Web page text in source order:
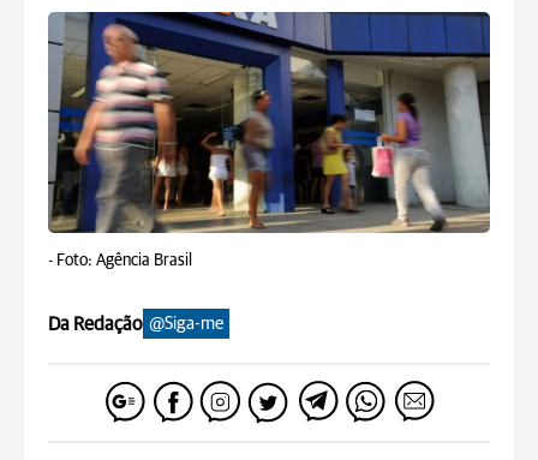
- Foto: Agência Brasil
Da Redação @Siga-me